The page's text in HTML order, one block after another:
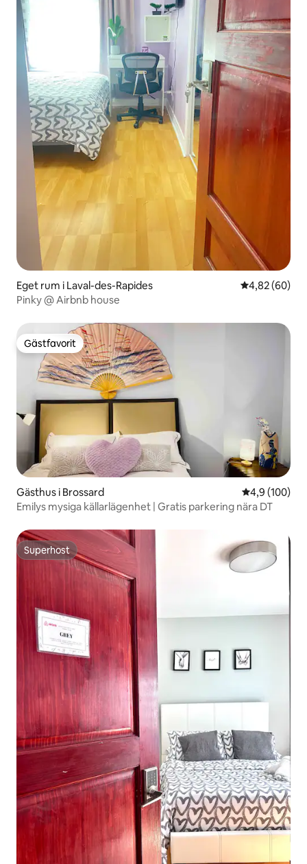
Eget rum i Laval-des-Rapides 4,82 av 5 i
4,82 (60)
Pinky @ Airbnb house
Gästfavorit
Gästfavorit
Gästhus i Brossard 4,9 av 5 i
4,9 (100)
Emilys mysiga källarlägenhet | Gratis parkering nära DT
Superhost
Superhost